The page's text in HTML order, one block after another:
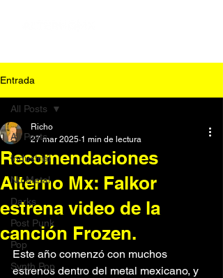
Entrada
All Posts
Industrial
Nu Metal
Darks
Post Punk
Pop
Synth Pop
All Posts
Recomendaciones
Alterno Mx: Falkor
estrena video de la
canción Frozen.
Richo
27 mar 2025 1 min de lectura
Este año comenzó con muchos
estrenos dentro del metal mexicano, y